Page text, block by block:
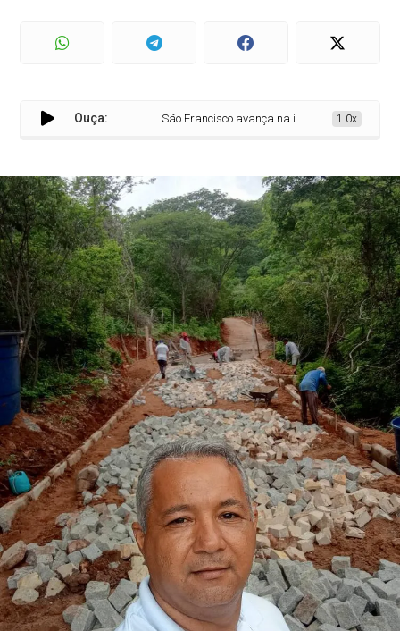
Ouça: São Francisco avança na infraestrutura e inicia
1.0x